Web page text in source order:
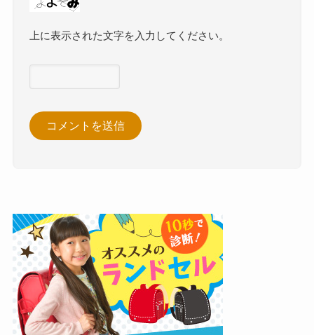
上に表示された文字を入力してください。